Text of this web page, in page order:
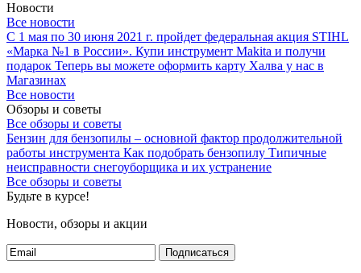
Новости
Все новости
С 1 мая по 30 июня 2021 г. пройдет федеральная акция STIHL
«Марка №1 в России». Купи инструмент Makita и получи
подарок Теперь вы можете оформить карту Халва у нас в
Магазинах
Все новости
Обзоры и советы
Все обзоры и советы
Бензин для бензопилы – основной фактор продолжительной
работы инструмента Как подобрать бензопилу Типичные
неисправности снегоуборщика и их устранение
Все обзоры и советы
Будьте в курсе!
Новости, обзоры и акции
Подписаться